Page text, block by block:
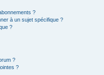
?
à un sujet spécifique ?
?
?
?